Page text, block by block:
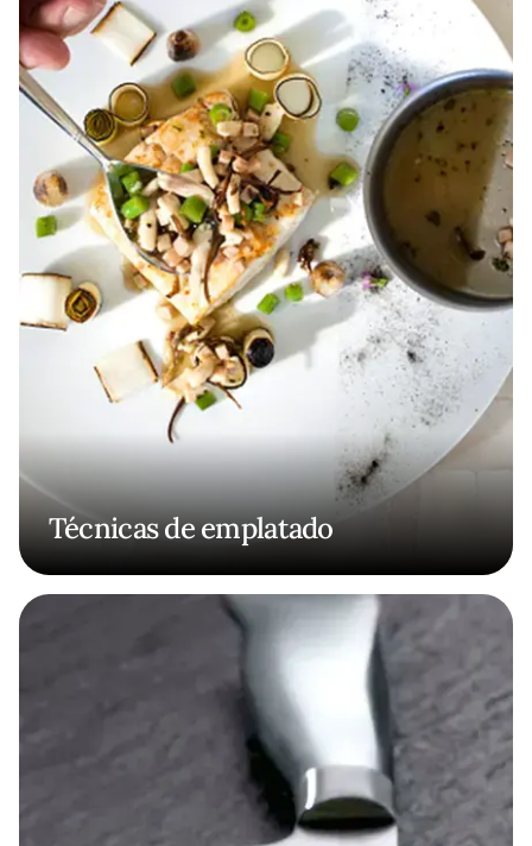
Técnicas de emplatado